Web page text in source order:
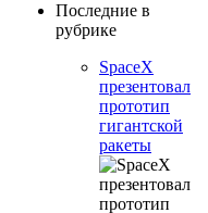
Последние в
рубрике
SpaceX
презентовал
прототип
гигантской
ракеты